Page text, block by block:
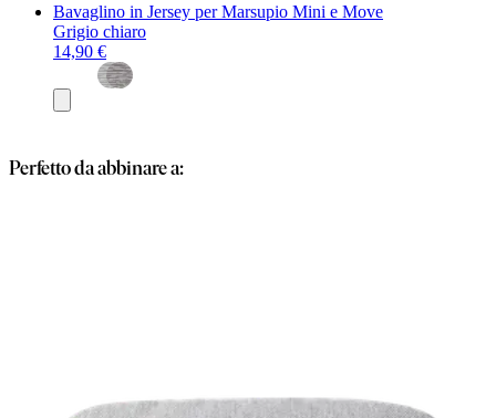
Bavaglino in Jersey per Marsupio Mini e Move
Grigio chiaro
14,90 €
al
Perfetto da abbinare a: